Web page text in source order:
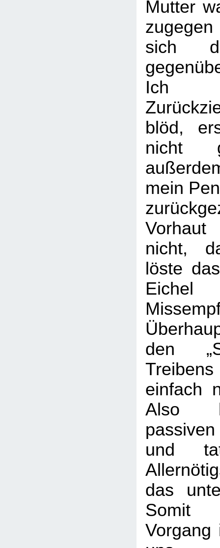
Mutter
sich
Ich
blöd,
nicht
mein
nicht,
löste
den
einfach
Also
und
das
Somit
Vorgang